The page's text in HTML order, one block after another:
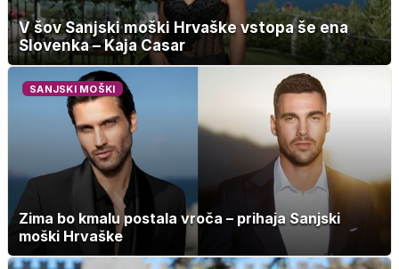
V šov Sanjski moški Hrvaške vstopa še ena
Slovenka – Kaja Casar
SANJSKI MOŠKI
Zima bo kmalu postala vroča – prihaja Sanjski
moški Hrvaške